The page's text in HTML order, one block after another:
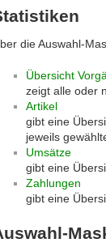
die Auswahl-
Übersicht
zeigt alle oder
Artikel
gibt eine
jeweils
Umsätze
gibt eine
Zahlungen
gibt eine